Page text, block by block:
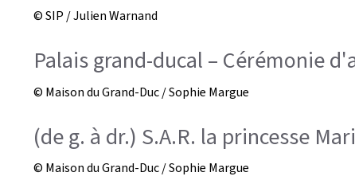
© SIP / Julien Warnand
Palais grand-ducal – Cérémonie
© Maison du Grand-Duc / Sophie Margue
(de g. à dr.) S.A.R. la princesse
© Maison du Grand-Duc / Sophie Margue